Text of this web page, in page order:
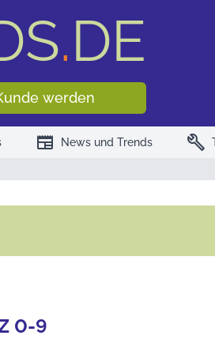
.DE
werden
newspaper News und Trends build
0-9